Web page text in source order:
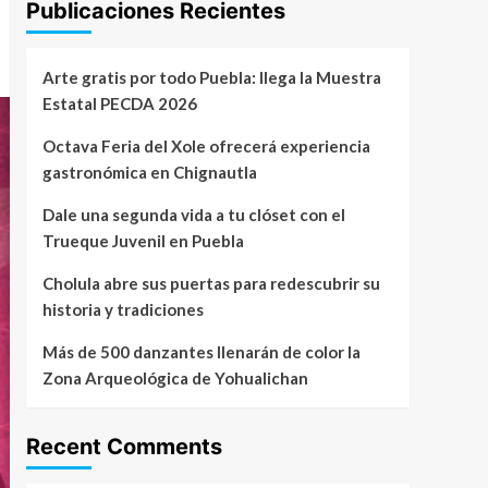
Publicaciones Recientes
Arte gratis por todo Puebla: llega la Muestra
Estatal PECDA 2026
Octava Feria del Xole ofrecerá experiencia
gastronómica en Chignautla
Dale una segunda vida a tu clóset con el
Trueque Juvenil en Puebla
Cholula abre sus puertas para redescubrir su
historia y tradiciones
Más de 500 danzantes llenarán de color la
Zona Arqueológica de Yohualichan
Recent Comments